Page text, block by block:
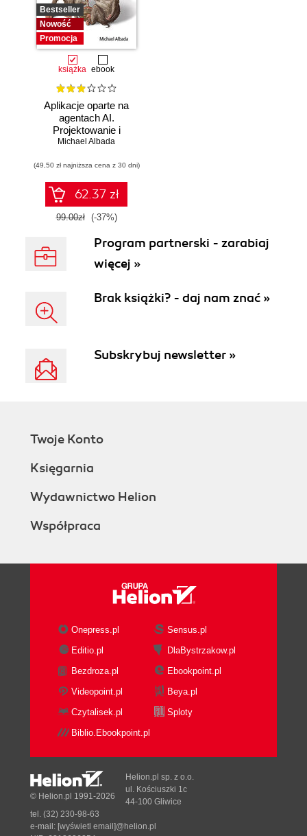
Bestseller
Nowość
Promocja
książka ebook
Aplikacje oparte na
agentach AI.
Projektowanie i
wdrażanie
wieloagentowych
Michael Albada
(49,50 zł najniższa cena z 30 dni)
62.37 zł
99.00zł (-37%)
Program partnerski - zarabiaj
więcej »
Brak książki? - daj nam znać »
Subskrybuj newsletter »
Twoje Konto
Księgarnia
Wydawnictwo Helion
Współpraca
Onepress.pl
Sensus.pl
Editio.pl
DlaBystrzakow.pl
Bezdroza.pl
Ebookpoint.pl
Videopoint.pl
Beya.pl
Czytalisek.pl
Sploty
Biblio.Ebookpoint.pl
© Helion.pl 1991-2026
Helion.pl sp. z o.o.
ul. Kościuszki 1c
44-100 Gliwice
tel. (32) 230-98-63
e-mail: [wyświetl email]@helion.pl